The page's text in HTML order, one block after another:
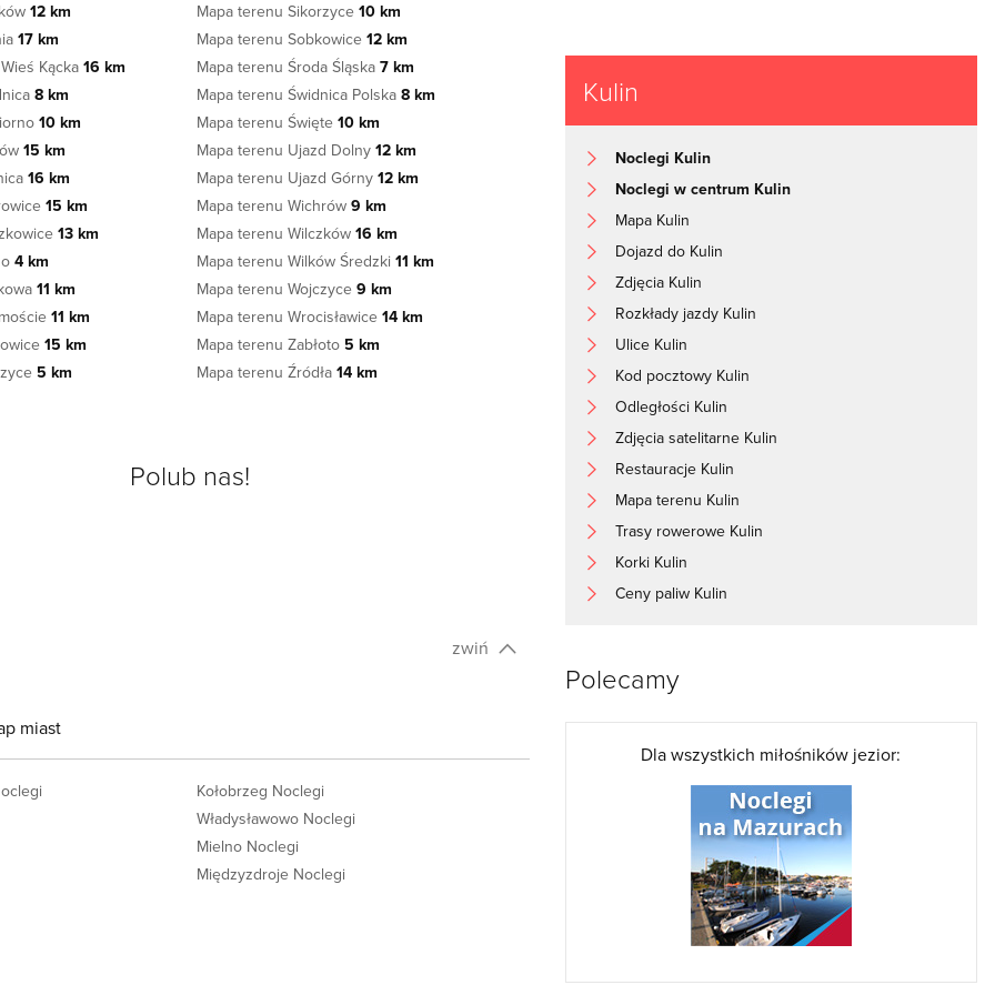
12 km
17 km
Kącka16 km
8 km
10 km
15 km
16 km
15 km
13 km
4 km
11 km
11 km
15 km
5 km
Mapa terenu Sikorzyce 10 km
Mapa terenu Sobkowice 12 km
Mapa terenu Środa Śląska 7 km
Mapa terenu Świdnica Polska 8 km
Mapa terenu Święte 10 km
Mapa terenu Ujazd Dolny 12 km
Mapa terenu Ujazd Górny 12 km
Mapa terenu Wichrów 9 km
Mapa terenu Wilczków 16 km
Mapa terenu Wilków Średzki 11 km
Mapa terenu Wojczyce 9 km
Mapa terenu Wrocisławice 14 km
Mapa terenu Zabłoto 5 km
Mapa terenu Źródła 14 km
Polub nas!
zwiń
miast
Kołobrzeg Noclegi
Władysławowo Noclegi
Mielno Noclegi
Międzyzdroje Noclegi
Kulin
Noclegi Kulin
Noclegi w centrum Kulin
Mapa Kulin
Dojazd do Kulin
Zdjęcia Kulin
Rozkłady jazdy Kulin
Ulice Kulin
Kod pocztowy Kulin
Odległości Kulin
Zdjęcia satelitarne Kulin
Restauracje Kulin
Mapa terenu Kulin
Trasy rowerowe Kulin
Korki Kulin
Ceny paliw Kulin
Polecamy
Dla wszystkich miłośników jezior: